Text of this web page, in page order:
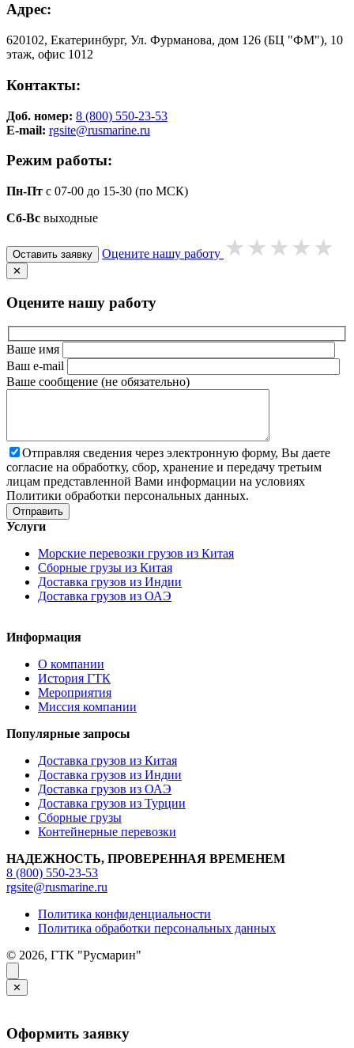
Адрес:
620102, Екатеринбург, Ул. Фурманова, дом 126 (БЦ "ФМ"), 10
этаж, офис 1012
Контакты:
Доб. номер: 8 (800) 550-23-53
E-mail: rgsite@rusmarine.ru
Режим работы:
Пн-Пт с 07-00 до 15-30 (по МСК)
Сб-Вс выходные
Оставить заявку Оцените нашу работу
✕
Оцените нашу работу
Ваше имя
Ваш e-mail
Ваше сообщение (не обязательно)
Отправляя сведения через электронную форму, Вы даете
согласие на обработку, сбор, хранение и передачу третьим
лицам представленной Вами информации на условиях
Политики обработки персональных данных.
Услуги
Морские перевозки грузов из Китая
Сборные грузы из Китая
Доставка грузов из Индии
Доставка грузов из ОАЭ
Информация
О компании
История ГТК
Мероприятия
Миссия компании
Популярные запросы
Доставка грузов из Китая
Доставка грузов из Индии
Доставка грузов из ОАЭ
Доставка грузов из Турции
Сборные грузы
Контейнерные перевозки
НАДЕЖНОСТЬ, ПРОВЕРЕННАЯ ВРЕМЕНЕМ
8 (800) 550-23-53
rgsite@rusmarine.ru
Политика конфиденциальности
Политика обработки персональных данных
© 2026, ГТК "Русмарин"
✕
Оформить заявку